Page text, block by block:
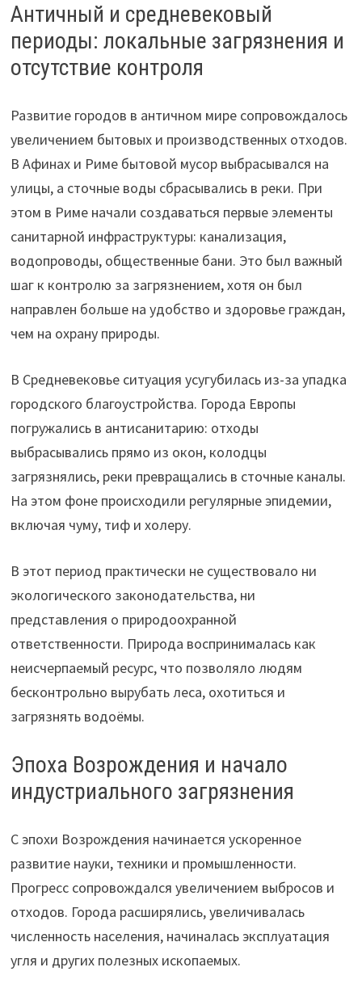
Античный и средневековый
периоды: локальные загрязнения и
отсутствие контроля
Развитие городов в античном мире сопровождалось
увеличением бытовых и производственных отходов.
В Афинах и Риме бытовой мусор выбрасывался на
улицы, а сточные воды сбрасывались в реки. При
этом в Риме начали создаваться первые элементы
санитарной инфраструктуры: канализация,
водопроводы, общественные бани. Это был важный
шаг к контролю за загрязнением, хотя он был
направлен больше на удобство и здоровье граждан,
чем на охрану природы.
В Средневековье ситуация усугубилась из-за упадка
городского благоустройства. Города Европы
погружались в антисанитарию: отходы
выбрасывались прямо из окон, колодцы
загрязнялись, реки превращались в сточные каналы.
На этом фоне происходили регулярные эпидемии,
включая чуму, тиф и холеру.
В этот период практически не существовало ни
экологического законодательства, ни
представления о природоохранной
ответственности. Природа воспринималась как
неисчерпаемый ресурс, что позволяло людям
бесконтрольно вырубать леса, охотиться и
загрязнять водоёмы.
Эпоха Возрождения и начало
индустриального загрязнения
С эпохи Возрождения начинается ускоренное
развитие науки, техники и промышленности.
Прогресс сопровождался увеличением выбросов и
отходов. Города расширялись, увеличивалась
численность населения, начиналась эксплуатация
угля и других полезных ископаемых.